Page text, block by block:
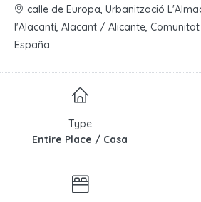
calle de Europa, Urbanització
l'Alacantí, Alacant / Alicante,
España
Type
Entire Place / Casa